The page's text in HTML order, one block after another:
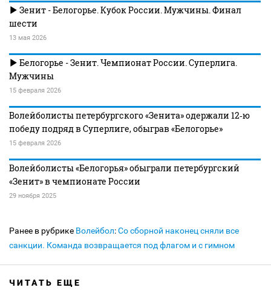
Зенит - Белогорье. Кубок России. Мужчины. Финал
шести
13 мая 2026
Белогорье - Зенит. Чемпионат России. Суперлига.
Мужчины
15 февраля 2026
Волейболисты петербургского «Зенита» одержали 12‑ю
победу подряд в Суперлиге, обыграв «Белогорье»
15 февраля 2026
Волейболисты «Белогорья» обыграли петербургский
«Зенит» в чемпионате России
29 ноября 2025
Ранее в рубрике Волейбол:Со сборной наконец сняли все
санкции. Команда возвращается под флагом и с гимном
ЧИТАТЬ ЕЩЕ